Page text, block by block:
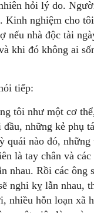
hỏi lý do.
nghiệm cho
nhà độc tài
khi đó không ai
tiếp:
tôi như một cơ
những kẻ phụ
quái nào đó,
là tay chân và
nhau. Rồi các ông
nghi kỵ lẫn nhau,
nhiều hỗn loạn xã